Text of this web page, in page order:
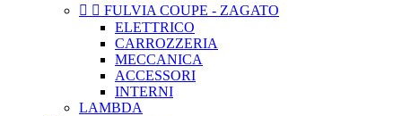
  FULVIA COUPE - ZAGATO
ELETTRICO
CARROZZERIA
MECCANICA
ACCESSORI
INTERNI
LAMBDA